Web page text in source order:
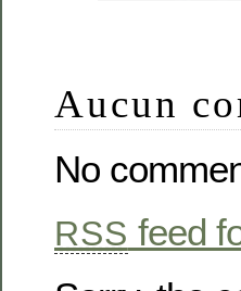
Aucun
No
RSS feed